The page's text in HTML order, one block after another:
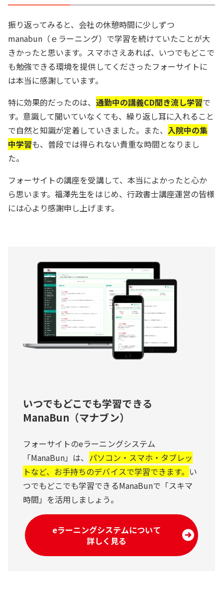
振り返ってみると、会社の休憩時間に少しずつ
manabun（ｅラーニング）で学習を続けていたことが大
きかったと思います。スマホさえあれば、いつでもどこで
も勉強できる環境を提供してくださったフォーサイトに
は本当に感謝しています。
特に効果的だったのは、 通勤中の講義CD聞き流し学習で
す。意識して聞いていなくても、繰り返し耳に入れること
で自然と知識が定着していきました。また、 入院中の集
中学習も、普段では得られない貴重な時間となりまし
た。
フォーサイトの講座を受講して、本当によかったと心か
ら思います。福澤先生をはじめ、行政書士講座運営の皆様
には心より感謝申し上げます。
いつでもどこでも学習できる
ManaBun（マナブン）
フォーサイトのeラーニングシステム
「ManaBun」は、 パソコン・スマホ・タブレッ
トなど、お手持ちのデバイスで学習できます。 い
つでもどこでも学習できるManaBunで「スキマ
時間」を活用しましょう。
eラーニングシステムについて
詳しく見る